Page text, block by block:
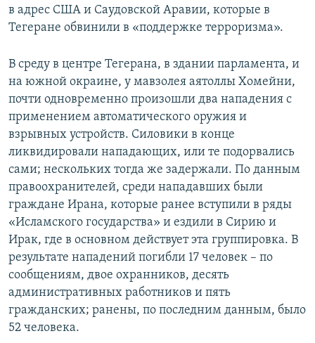
в адрес США и Саудовской Аравии, которые в
Тегеране обвинили в «поддержке терроризма».
В среду в центре Тегерана, в здании парламента, и
на южной окраине, у мавзолея аятоллы Хомейни,
почти одновременно произошли два нападения с
применением автоматического оружия и
взрывных устройств. Силовики в конце
ликвидировали нападающих, или те подорвались
сами; нескольких тогда же задержали. По данным
правоохранителей, среди нападавших были
граждане Ирана, которые ранее вступили в ряды
«Исламского государства» и ездили в Сирию и
Ирак, где в основном действует эта группировка. В
результате нападений погибли 17 человек – по
сообщениям, двое охранников, десять
административных работников и пять
гражданских; ранены, по последним данным, было
52 человека.